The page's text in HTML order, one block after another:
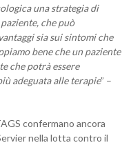
una strategia di
che può
sia sui sintomi che
bene che un paziente
che potrà essere
adeguata alle terapie” –
confermano ancora
nella lotta contro il